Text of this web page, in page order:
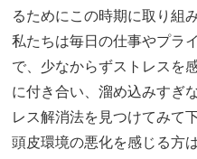
るためにこの時期に取り組
私たちは毎日の仕事やプラ
で、少なからずストレスを
に付き合い、溜め込みすぎ
レス解消法を見つけてみて
頭皮環境の悪化を感じる方